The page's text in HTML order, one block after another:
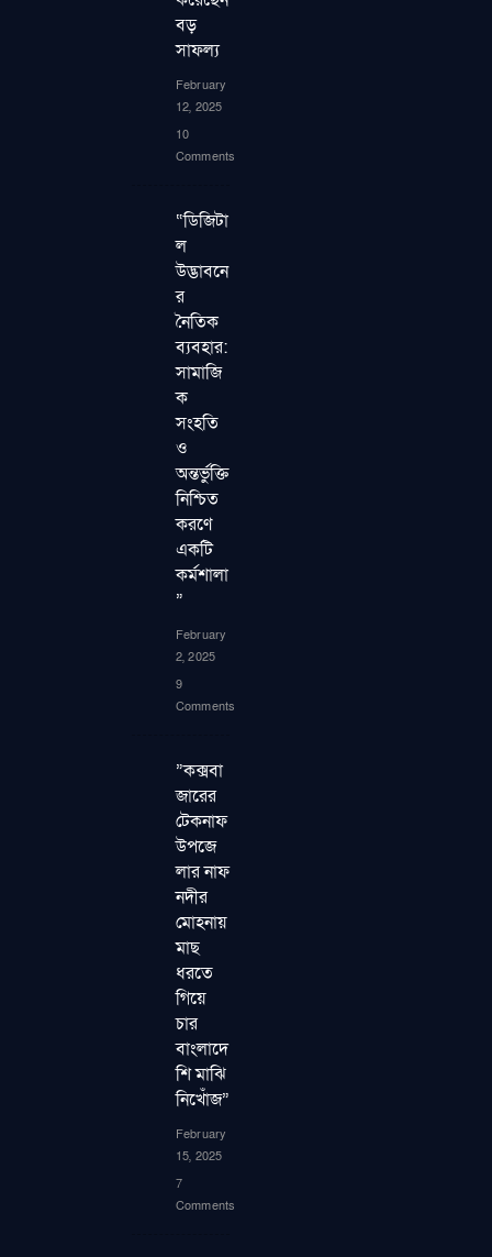
বড়
সাফল্য
February
12, 2025
10
Comments
“ডিজিটা
ল
উদ্ভাবনে
র
নৈতিক
ব্যবহার:
সামাজি
ক
সংহতি
ও
অন্তর্ভুক্তি
নিশ্চিত
করণে
একটি
কর্মশালা
”
February
2, 2025
9
Comments
”কক্সবা
জারের
টেকনাফ
উপজে
লার নাফ
নদীর
মোহনায়
মাছ
ধরতে
গিয়ে
চার
বাংলাদে
শি মাঝি
নিখোঁজ”
February
15, 2025
7
Comments